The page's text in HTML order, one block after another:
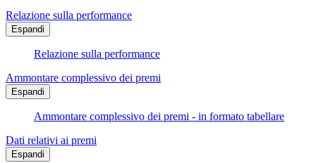
Relazione sulla performance
Espandi
Relazione sulla performance
Ammontare complessivo dei premi
Espandi
Ammontare complessivo dei premi - in formato tabellare
Dati relativi ai premi
Espandi